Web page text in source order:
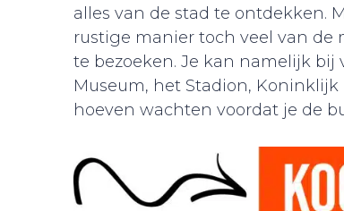
alles van de stad te ontdekken.
rustige manier toch veel van de
te bezoeken. Je kan namelijk
Museum, het Stadion,
hoeven wachten voordat je de